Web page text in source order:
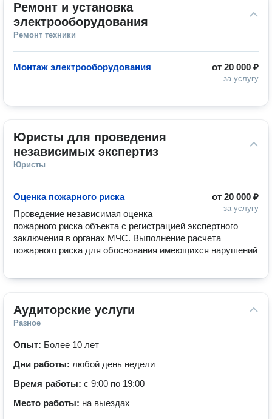
Ремонт и установка
электрооборудования
Ремонт техники
от 20 000 ₽
за услугу
Монтаж электрооборудования
Юристы для проведения
независимых экспертиз
Юристы
от 20 000 ₽
за услугу
Оценка пожарного риска
Проведение независимая оценка
пожарного риска объекта с регистрацией экспертного
заключения в органах МЧС. Выполнение расчета
пожарного риска для обоснования имеющихся нарушений
Аудиторские услуги
Разное
Опыт: Более 10 лет
Дни работы: любой день недели
Время работы: с 9:00 по 19:00
Место работы: на выездах